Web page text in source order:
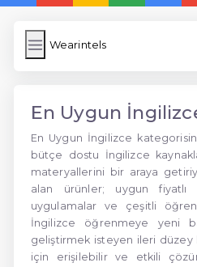
Wearintels
En Uygun
En Uygun İngilizce
bütçe dostu İngilizce
materyallerini bir araya
alan ürünler; uygun fiyatlı
uygulamalar ve çeşitli
İngilizce öğrenmeye yeni
geliştirmek isteyen ileri düzey
için erişilebilir ve etkili